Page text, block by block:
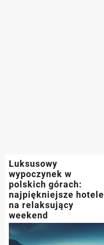
Luksusowy
wypoczynek w
polskich górach:
najpiękniejsze hotele
na relaksujący
weekend